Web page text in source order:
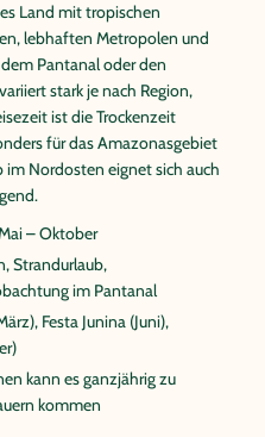
Land mit tropischen
lebhaften Metropolen und
Pantanal oder den
stark je nach Region,
ist die Trockenzeit
für das Amazonasgebiet
im Nordosten eignet sich auch
– Oktober
Strandurlaub,
im Pantanal
Festa Junina (Juni),
kann es ganzjährig zu
kommen